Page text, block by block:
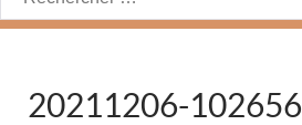
20211206-102656